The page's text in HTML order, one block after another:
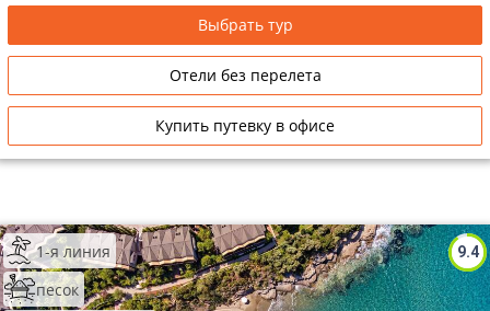
Выбрать тур
Отели без перелета
Купить путевку в офисе
9.4
1-я линия
песок
Сетевые отели Таиланда
Сетевые отели Вьетнама
Сетевые отели Мальдив
Сетевые отели Бали